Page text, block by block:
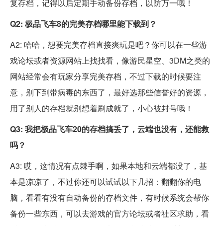
复存档，记得以后定期手动备份存档，以防万一哦！
Q2: 极品飞车8的完美存档哪里能下载到？
A2: 哈哈，想要完美存档直接爽玩是吧？你可以在一些游
戏论坛或者资源网站上找找看，像游民星空、3DM之类的
网站经常会有玩家分享完美存档，不过下载的时候要注
意，别下到带病毒的东西了，最好选那些信誉好的资源，
用了别人的存档就别想着刷成就了，小心被封号哦！
Q3: 我把极品飞车20的存档搞丢了，云端也没有，还能救
吗？
A3: 哎，这情况有点棘手啊，如果本地和云端都没了，基
本是凉凉了，不过你还可以试试以下几招：翻翻你的电
脑，看看有没有自动备份的存档文件，有时候系统会帮你
备份一些东西，可以去游戏的官方论坛或者社区求助，看